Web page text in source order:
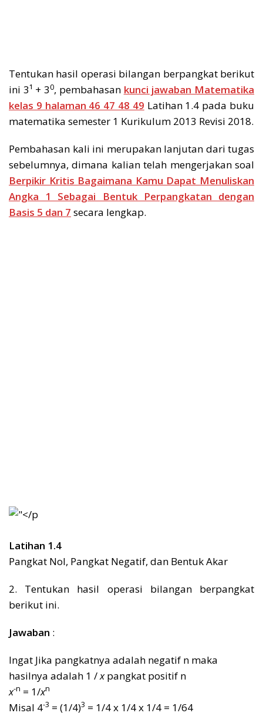
Tentukan hasil operasi bilangan berpangkat berikut
ini 3¹ + 30, pembahasan kunci jawaban Matematika
kelas 9 halaman 46 47 48 49 Latihan 1.4 pada buku
matematika semester 1 Kurikulum 2013 Revisi 2018.
Pembahasan kali ini merupakan lanjutan dari tugas
sebelumnya, dimana kalian telah mengerjakan soal
Berpikir Kritis Bagaimana Kamu Dapat Menuliskan
Angka 1 Sebagai Bentuk Perpangkatan dengan
Basis 5 dan 7 secara lengkap.
Latihan 1.4
Pangkat Nol, Pangkat Negatif, dan Bentuk Akar
2. Tentukan hasil operasi bilangan berpangkat
berikut ini.
Jawaban :
Ingat Jika pangkatnya adalah negatif n maka
hasilnya adalah 1 /xpangkat positif n
x-n = 1/xn
Misal 4-3 = (1/4)3 = 1/4 x 1/4 x 1/4 = 1/64